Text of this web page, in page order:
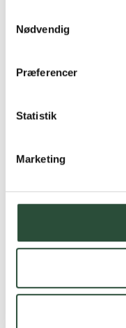
Nødvendig
Præferencer
Statistik
Marketing